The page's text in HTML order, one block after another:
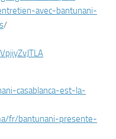
avec-bantunani-
/
casablanca-est-la-
fr/bantunani-presente-